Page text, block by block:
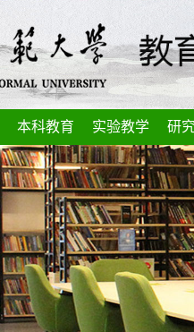
本科教育 实验教学 研